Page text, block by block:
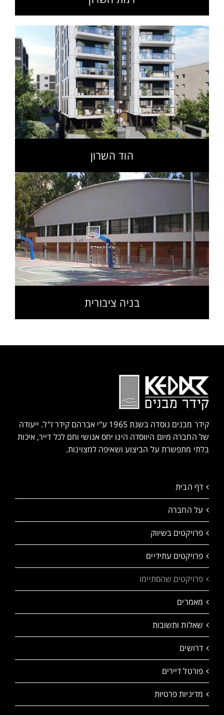
הוד השרון
בניה ציבורית
קידר מבנים נוסדה בשנת 1965 ע"י אברהם קידר ז"ל. ייעודה
של החברה מיום היווסדה הינו יחס אנושי וחם לכל דייר, איכות
בלתי מתפשרת על הביצוע ושאיפה למצוינות.
דף הבית
על החברה
פרויקטים בשיווק
פרויקטים עתידיים
פרויקטים שהסתיימו
מאמרים
שאלות ותשובות
דרושים
פורטל דיירים
מדיניות פרטיות